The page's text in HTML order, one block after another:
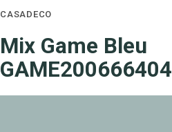
CASADECO
Mix Game Bleu
GAME200666404